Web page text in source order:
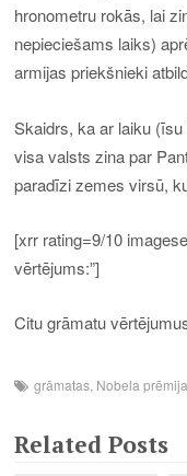
hronometru rokās, lai
nepieciešams laiks)
armijas priekšnieki
Skaidrs, ka ar laiku
visa valsts zina par
paradīzi zemes virsū,
[xrr rating=9/10
vērtējums:”]
Citu grāmatu
grāmatas Nobela prēmija
Related Posts